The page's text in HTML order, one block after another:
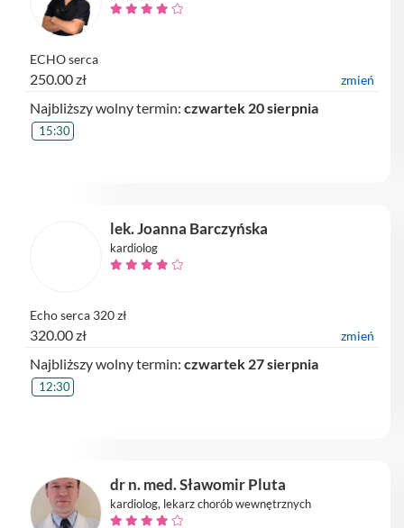
ECHO serca
250.00 zł zmień
Najbliższy wolny termin: czwartek 20 sierpnia
15:30
lek. Joanna Barczyńska
kardiolog
Echo serca 320 zł
320.00 zł zmień
Najbliższy wolny termin: czwartek 27 sierpnia
12:30
dr n. med. Sławomir Pluta
kardiolog, lekarz chorób wewnętrznych